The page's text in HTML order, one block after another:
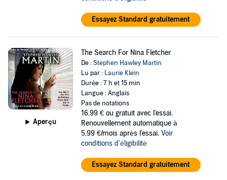
Essayez Standard gratuitement
Aperçu
The Search For Nina Fletcher
De :Stephen Hawley Martin
Lu par : Laurie Klein
Durée : 7 h et 15 min
Langue : Anglais
Pas de notations
16,99 € ou gratuit avec l'essai.
Renouvellement automatique à
5,99 €/mois après l'essai. Voir
conditions d'éligibilité
Essayez Standard gratuitement